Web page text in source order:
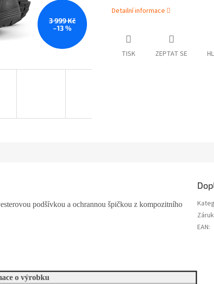
3 999 Kč
–13 %
Detailní informace
TISK ZEPTAT SE
podšívkou a ochrannou špičkou z kompozitního
o výrobku
EAN: